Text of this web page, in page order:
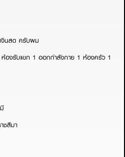
งินสด ครับผม
งรับแขก 1 ออกกำลังกาย 1 ห้องครัว 1
ชสีมา